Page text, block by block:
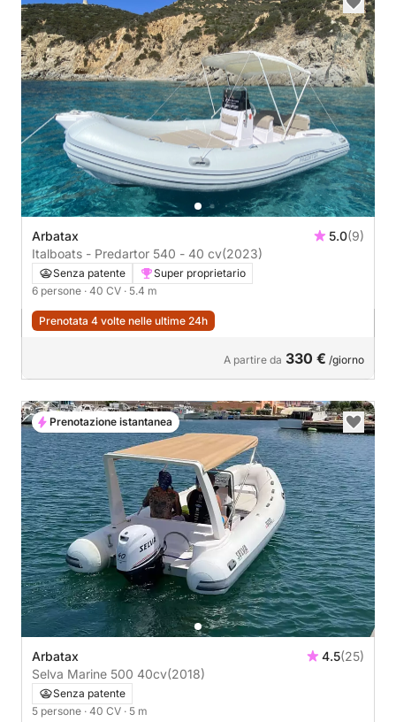
Arbatax 5.0(9)
Italboats - Predartor 540 - 40 cv(2023)
Senza patente
Super proprietario
6 persone · 40 CV · 5.4 m
Prenotata 4 volte nelle ultime 24h
A partire da 330 € /giorno
Arbatax 4.5(25)
Selva Marine 500 40cv(2018)
Senza patente
5 persone · 40 CV · 5 m
Prenotazione istantanea